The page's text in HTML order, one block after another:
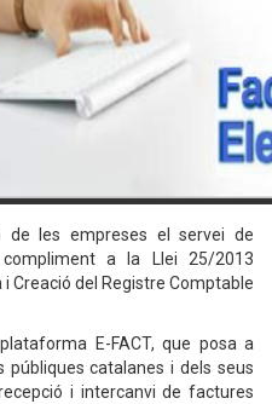
de les empreses el servei de
a la Llei 25/2013
Creació del Registre Comptable
E-FACT, que posa a
públiques catalanes i dels seus
i intercanvi de factures